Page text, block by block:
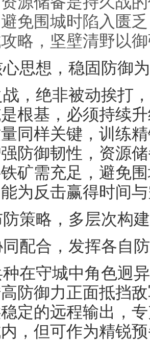
免围城时陷入匮
略，坚壁清野以
思想，稳固防御
，绝非被动挨打
根基，必须持续
同样关键，训练
防御韧性，资源
矿需充足，避免
为反击赢得时间
策略，多层次构
配合，发挥各自
在守城中角色迥
防御力正面抵挡
定的远程输出，
，但可作为精锐